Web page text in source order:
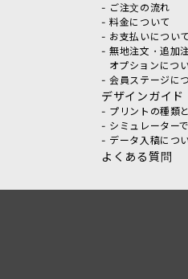
- ご注文の流れ
- 料金について
- お支払いについて
- 無地注文・追加
オプションにつ
- 会員ステージに
デザインガイド
- プリントの種類
- シミュレーター
- データ入稿につ
よくある質問